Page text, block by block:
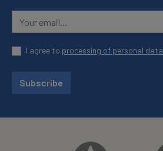
I agree to processing of personal data
Subscribe